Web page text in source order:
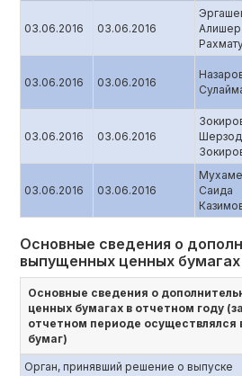
03.06.2016 03.06.2016
Алишер
03.06.2016 03.06.2016
03.06.2016 03.06.2016
Шерзод
03.06.2016 03.06.2016
Саида
Основные сведения о
выпущенных ценных
Основные сведения о
ценных бумагах в отчетном году
отчетном периоде осуществлялся
бумаг)
Орган, принявший решение о выпуске